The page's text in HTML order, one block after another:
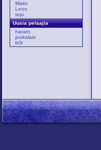
Maito
Leon
tepi
Uusia pelaajia
haram
jookalain
b0t